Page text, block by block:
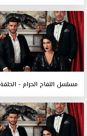
مسلسل التفاح الحرام - الحلقة 11